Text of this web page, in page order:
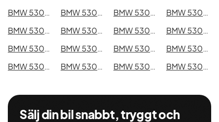
BMW 530d xDrive GT i Lund
BMW 530d xDrive GT i Mönsterås BMW 530d xDrive GT i Uddevalla
BMW 530d xDrive GT i Västervik
BMW 530d xDrive GT i Ystad
BMW 530d xDrive GT i Östersund BMW 530d xDrive GT i Borlänge
BMW 530d xDrive GT i Kiruna
BMW 530d xDrive GT i Nyköping
BMW 530d xDrive GT i Oskarshamn BMW 530d xDrive GT i Sigtuna
BMW 530d xDrive GT i Skellefteå
BMW 530d xDrive GT i Skövde
BMW 530d xDrive GT i Trollhättan BMW 530d xDrive GT i Alingsås BMW 530d xDrive GT i Båstad
Sälj din bil snabbt, tryggt och